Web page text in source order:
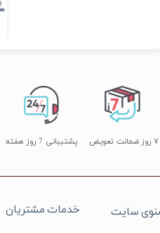
پشتیبانی 7 روز هفته ۷ روز ضمانت تعویض
خدمات مشتریان سایت